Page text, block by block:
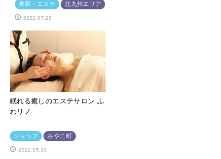
美容・エステ 北九州エリア
2022.07.28
眠れる癒しのエステサロン ふ
わリノ
ショップ みやこ町
2022.05.30